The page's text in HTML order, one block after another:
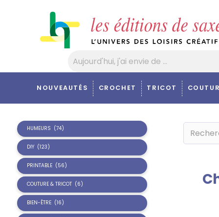
NOUVEAUTÉS CROCHET TRICOT
HUMEURS (74)
DIY (123)
PRINTABLE (56)
COUTURE & TRICOT (6)
BIEN-ÊTRE (16)